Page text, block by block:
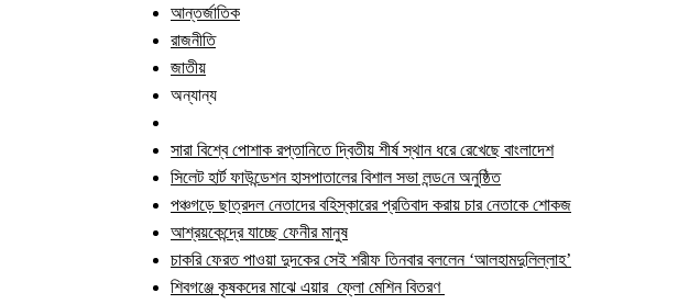
আন্তর্জাতিক
রাজনীতি
জাতীয়
অন্যান্য
সারা বিশ্বে পোশাক রপ্তানিতে দ্বিতীয় শীর্ষ স্থান ধরে রেখেছে বাংলাদেশ
সিলেট হার্ট ফাউন্ডেশন হাসপাতালের বিশাল সভা লন্ড‌নে অনুষ্ঠিত
পঞ্চগড়ে ছাত্রদল নেতাদের বহিস্কারের প্রতিবাদ করায় চার নেতাকে শোকজ
আশ্রয়কেন্দ্রে যাচ্ছে ফেনীর মানুষ
চাকরি ফেরত পাওয়া দুদকের সেই শরীফ তিনবার বললেন ‘আলহামদুলিল্লাহ’
শিবগঞ্জে কৃষকদের মাঝে এয়ার ফ্লো মেশিন বিতরণ